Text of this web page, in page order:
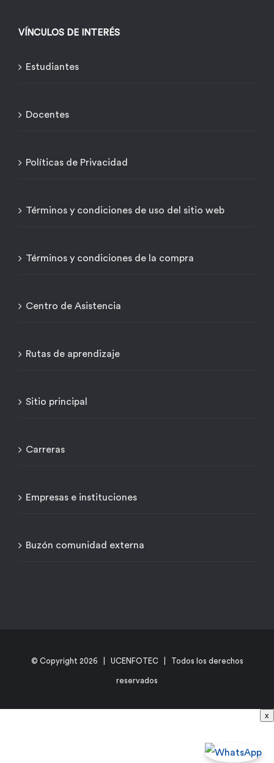
VÍNCULOS DE INTERÉS
Estudiantes
Docentes
Políticas de Privacidad
Términos y condiciones de uso del sitio web
Términos y condiciones de la compra
Centro de Asistencia
Rutas de aprendizaje
Sitio principal
Carreras
Empresas e instituciones
Buzón comunidad externa
© Copyright 2026 | UCENFOTEC | Todos los derechos
reservados
x